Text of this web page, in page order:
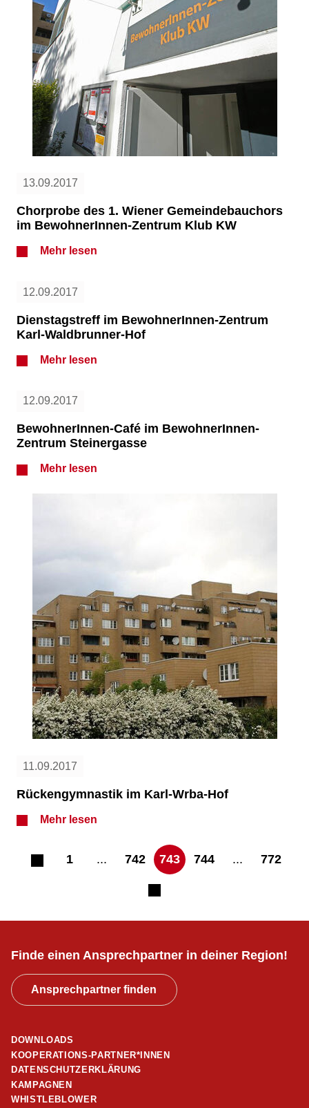
13.09.2017
Chorprobe des 1. Wiener Gemeindebauchors
im BewohnerInnen-Zentrum Klub KW
Mehr lesen
12.09.2017
Dienstagstreff im BewohnerInnen-Zentrum
Karl-Waldbrunner-Hof
Mehr lesen
12.09.2017
BewohnerInnen-Café im BewohnerInnen-
Zentrum Steinergasse
Mehr lesen
11.09.2017
Rückengymnastik im Karl-Wrba-Hof
Mehr lesen
1 ... 742 743 744 ... 772
Finde einen Ansprechpartner in deiner Region!
Ansprechpartner finden
DOWNLOADS
KOOPERATIONS-PARTNER*INNEN
DATENSCHUTZERKLÄRUNG
KAMPAGNEN
WHISTLEBLOWER